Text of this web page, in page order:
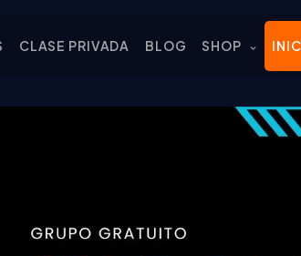
CLASE PRIVADA BLOG SHOP